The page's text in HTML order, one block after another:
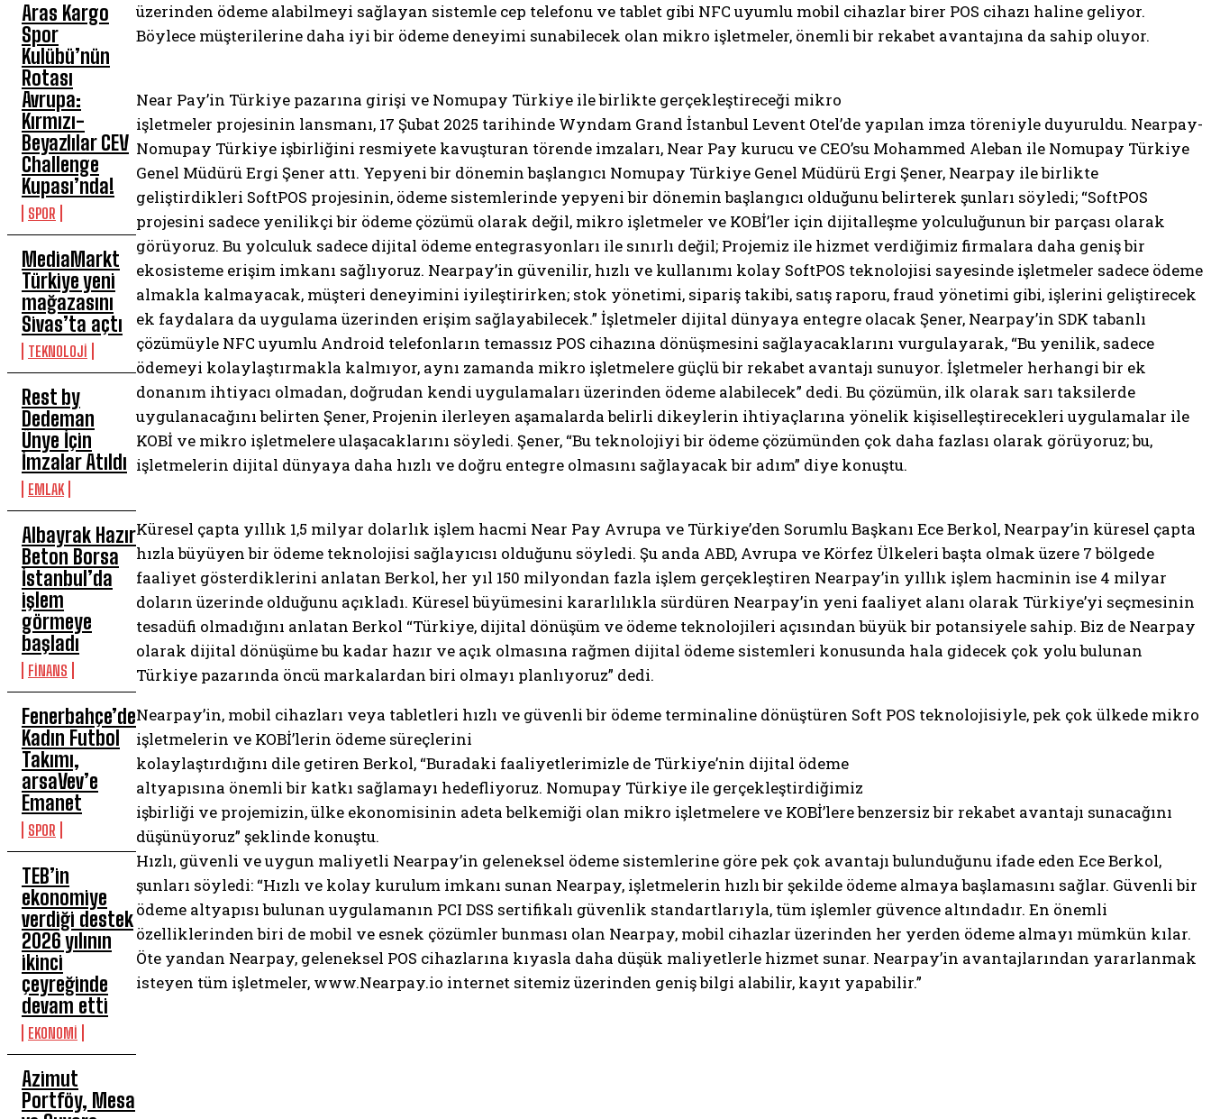
Aras Kargo
Spor
Kulübü’nün
Rotası
Avrupa:
Kırmızı-
Beyazlılar CEV
Challenge
Kupası’nda!
SPOR
MediaMarkt
Türkiye yeni
mağazasını
Sivas’ta açtı
TEKNOLOJİ
Rest by
Dedeman
Ünye İçin
İmzalar Atıldı
EMLAK
Albayrak Hazır
Beton Borsa
İstanbul’da
işlem
görmeye
başladı
FİNANS
Fenerbahçe’de
Kadın Futbol
Takımı,
arsaVev’e
Emanet
SPOR
TEB’in
ekonomiye
verdiği destek
2026 yılının
ikinci
çeyreğinde
devam etti
EKONOMİ
Azimut
Portföy, Mesa
üzerinden ödeme alabilmeyi sağlayan sistemle cep telefonu ve tablet gibi NFC uyumlu mobil cihazlar birer POS cihazı haline geliyor.
Böylece müşterilerine daha iyi bir ödeme deneyimi sunabilecek olan mikro işletmeler, önemli bir rekabet avantajına da sahip oluyor.
Near Pay’in Türkiye pazarına girişi ve Nomupay Türkiye ile birlikte gerçekleştireceği mikro
işletmeler projesinin lansmanı, 17 Şubat 2025 tarihinde Wyndam Grand İstanbul Levent Otel’de yapılan imza töreniyle duyuruldu. Nearpay-
Nomupay Türkiye işbirliğini resmiyete kavuşturan törende imzaları, Near Pay kurucu ve CEO’su Mohammed Aleban ile Nomupay Türkiye
Genel Müdürü Ergi Şener attı. Yepyeni bir dönemin başlangıcı Nomupay Türkiye Genel Müdürü Ergi Şener, Nearpay ile birlikte
geliştirdikleri SoftPOS projesinin, ödeme sistemlerinde yepyeni bir dönemin başlangıcı olduğunu belirterek şunları söyledi; “SoftPOS
projesini sadece yenilikçi bir ödeme çözümü olarak değil, mikro işletmeler ve KOBİ’ler için dijitalleşme yolculuğunun bir parçası olarak
görüyoruz. Bu yolculuk sadece dijital ödeme entegrasyonları ile sınırlı değil; Projemiz ile hizmet verdiğimiz firmalara daha geniş bir
ekosisteme erişim imkanı sağlıyoruz. Nearpay’in güvenilir, hızlı ve kullanımı kolay SoftPOS teknolojisi sayesinde işletmeler sadece ödeme
almakla kalmayacak, müşteri deneyimini iyileştirirken; stok yönetimi, sipariş takibi, satış raporu, fraud yönetimi gibi, işlerini geliştirecek
ek faydalara da uygulama üzerinden erişim sağlayabilecek.” İşletmeler dijital dünyaya entegre olacak Şener, Nearpay’in SDK tabanlı
çözümüyle NFC uyumlu Android telefonların temassız POS cihazına dönüşmesini sağlayacaklarını vurgulayarak, “Bu yenilik, sadece
ödemeyi kolaylaştırmakla kalmıyor, aynı zamanda mikro işletmelere güçlü bir rekabet avantajı sunuyor. İşletmeler herhangi bir ek
donanım ihtiyacı olmadan, doğrudan kendi uygulamaları üzerinden ödeme alabilecek” dedi. Bu çözümün, ilk olarak sarı taksilerde
uygulanacağını belirten Şener, Projenin ilerleyen aşamalarda belirli dikeylerin ihtiyaçlarına yönelik kişiselleştirecekleri uygulamalar ile
KOBİ ve mikro işletmelere ulaşacaklarını söyledi. Şener, “Bu teknolojiyi bir ödeme çözümünden çok daha fazlası olarak görüyoruz; bu,
işletmelerin dijital dünyaya daha hızlı ve doğru entegre olmasını sağlayacak bir adım” diye konuştu.
Küresel çapta yıllık 1,5 milyar dolarlık işlem hacmi Near Pay Avrupa ve Türkiye’den Sorumlu Başkanı Ece Berkol, Nearpay’in küresel çapta
hızla büyüyen bir ödeme teknolojisi sağlayıcısı olduğunu söyledi. Şu anda ABD, Avrupa ve Körfez Ülkeleri başta olmak üzere 7 bölgede
faaliyet gösterdiklerini anlatan Berkol, her yıl 150 milyondan fazla işlem gerçekleştiren Nearpay’in yıllık işlem hacminin ise 4 milyar
doların üzerinde olduğunu açıkladı. Küresel büyümesini kararlılıkla sürdüren Nearpay’in yeni faaliyet alanı olarak Türkiye’yi seçmesinin
tesadüfi olmadığını anlatan Berkol “Türkiye, dijital dönüşüm ve ödeme teknolojileri açısından büyük bir potansiyele sahip. Biz de Nearpay
olarak dijital dönüşüme bu kadar hazır ve açık olmasına rağmen dijital ödeme sistemleri konusunda hala gidecek çok yolu bulunan
Türkiye pazarında öncü markalardan biri olmayı planlıyoruz” dedi.
Nearpay’in, mobil cihazları veya tabletleri hızlı ve güvenli bir ödeme terminaline dönüştüren Soft POS teknolojisiyle, pek çok ülkede mikro
işletmelerin ve KOBİ’lerin ödeme süreçlerini
kolaylaştırdığını dile getiren Berkol, “Buradaki faaliyetlerimizle de Türkiye’nin dijital ödeme
altyapısına önemli bir katkı sağlamayı hedefliyoruz. Nomupay Türkiye ile gerçekleştirdiğimiz
işbirliği ve projemizin, ülke ekonomisinin adeta belkemiği olan mikro işletmelere ve KOBİ’lere benzersiz bir rekabet avantajı sunacağını
düşünüyoruz” şeklinde konuştu.
Hızlı, güvenli ve uygun maliyetli Nearpay’in geleneksel ödeme sistemlerine göre pek çok avantajı bulunduğunu ifade eden Ece Berkol,
şunları söyledi: “Hızlı ve kolay kurulum imkanı sunan Nearpay, işletmelerin hızlı bir şekilde ödeme almaya başlamasını sağlar. Güvenli bir
ödeme altyapısı bulunan uygulamanın PCI DSS sertifikalı güvenlik standartlarıyla, tüm işlemler güvence altındadır. En önemli
özelliklerinden biri de mobil ve esnek çözümler bunması olan Nearpay, mobil cihazlar üzerinden her yerden ödeme almayı mümkün kılar.
Öte yandan Nearpay, geleneksel POS cihazlarına kıyasla daha düşük maliyetlerle hizmet sunar. Nearpay’in avantajlarından yararlanmak
isteyen tüm işletmeler, www.Nearpay.io internet sitemiz üzerinden geniş bilgi alabilir, kayıt yapabilir.”